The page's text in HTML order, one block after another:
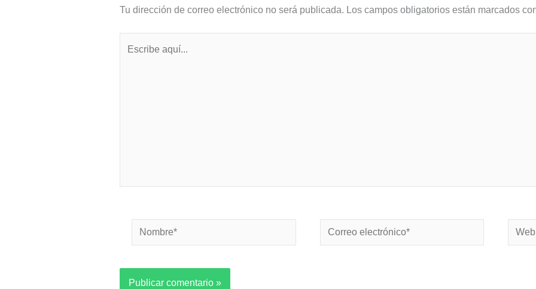
Tu dirección de correo electrónico no será publicada. Los campos obligatorios están marcados
Nombre*
Correo
electrónico*
Web